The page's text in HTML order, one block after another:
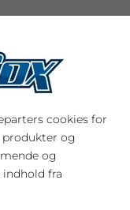
på at yde den
muligt.
så kan du
cookies for
produkter og
og
fra